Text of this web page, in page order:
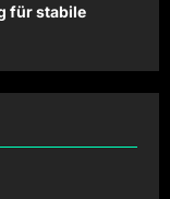
für stabile